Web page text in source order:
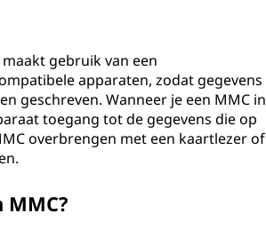
gebruik van een
apparaten, zodat gegevens
geschreven. Wanneer je een MMC in
toegang tot de gegevens die op
overbrengen met een kaartlezer of